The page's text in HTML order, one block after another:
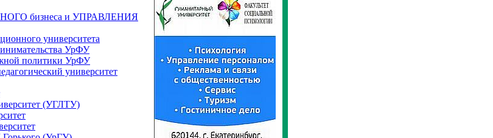
бизнеса и УПРАВЛЕНИЯ
университета
УрФУ
политики УрФУ
университет
(УГЛТУ)